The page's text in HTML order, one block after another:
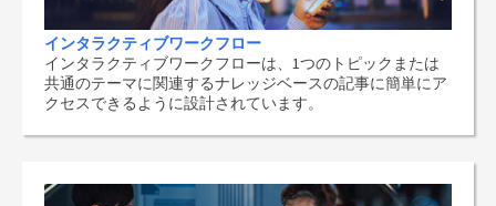
インタラクティブワークフロー
インタラクティブワークフローは、1つのトピックまたは
共通のテーマに関連するナレッジベースの記事に簡単にア
クセスできるように設計されています。